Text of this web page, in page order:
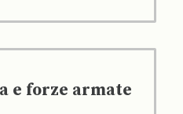
e forze armate